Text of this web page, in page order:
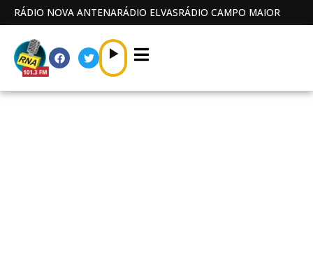
RÁDIO NOVA ANTENARÁDIO ELVASRÁDIO CAMPO MAIOR